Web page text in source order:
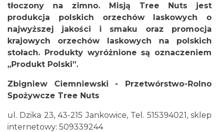
tłoczony na zimno. Misją Tree Nuts jest
produkcja polskich orzechów laskowych o
najwyższej jakości i smaku oraz promocja
krajowych orzechów laskowych na polskich
stołach. Produkty wyróżnione są oznaczeniem
„Produkt Polski”.
Zbigniew Ciemniewski - Przetwórstwo-Rolno
Spożywcze Tree Nuts
ul. Dzika 23, 43-215 Jankowice, Tel. 515394021, sklep
internetowy: 509339244